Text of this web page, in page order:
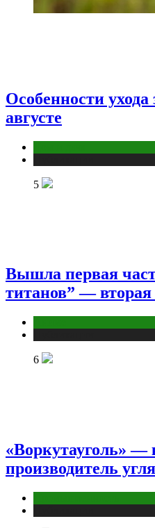
Особенности
августе
5
Вышла первая
титанов” —
6
«Воркутауголь»
производитель